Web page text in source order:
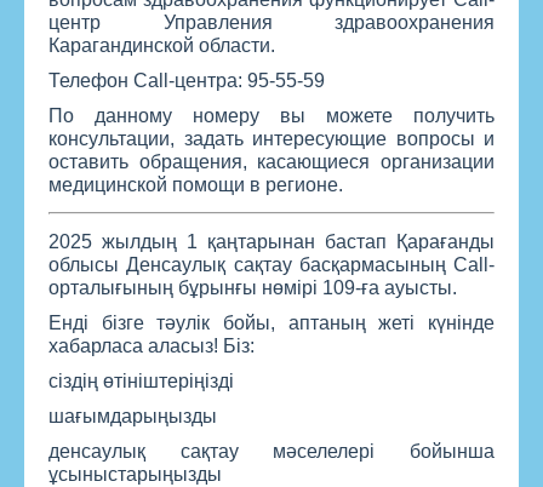
центр Управления здравоохранения
Карагандинской области.
Телефон Call-центра: 95-55-59
По данному номеру вы можете получить
консультации, задать интересующие вопросы и
оставить обращения, касающиеся организации
медицинской помощи в регионе.
2025 жылдың 1 қаңтарынан бастап Қарағанды
облысы Денсаулық сақтау басқармасының Call-
орталығының бұрынғы нөмірі 109-ға ауысты.
Енді бізге тәулік бойы, аптаның жеті күнінде
хабарласа аласыз! Біз:
сіздің өтініштеріңізді
шағымдарыңызды
денсаулық сақтау мәселелері бойынша
ұсыныстарыңызды